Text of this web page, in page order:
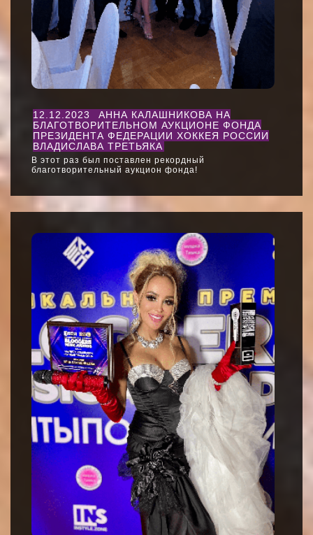
12.12.2023
АННА КАЛАШНИКОВА НА
БЛАГОТВОРИТЕЛЬНОМ АУКЦИОНЕ ФОНДА
ПРЕЗИДЕНТА ФЕДЕРАЦИИ ХОККЕЯ РОССИИ
ВЛАДИСЛАВА ТРЕТЬЯКА
В этот раз был поставлен рекордный
благотворительный аукцион фонда!